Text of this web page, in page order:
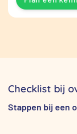
Checklist bij
Stappen bij een